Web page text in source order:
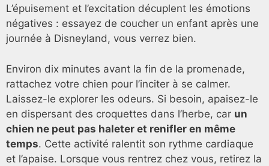
L’épuisement et l’excitation décuplent les émotions
négatives : essayez de coucher un enfant après une
journée à Disneyland, vous verrez bien.
Environ dix minutes avant la fin de la promenade,
rattachez votre chien pour l’inciter à se calmer.
Laissez-le explorer les odeurs. Si besoin, apaisez-le
en dispersant des croquettes dans l’herbe, car un
chien ne peut pas haleter et renifler en même
temps. Cette activité ralentit son rythme cardiaque
et l’apaise. Lorsque vous rentrez chez vous, retirez la